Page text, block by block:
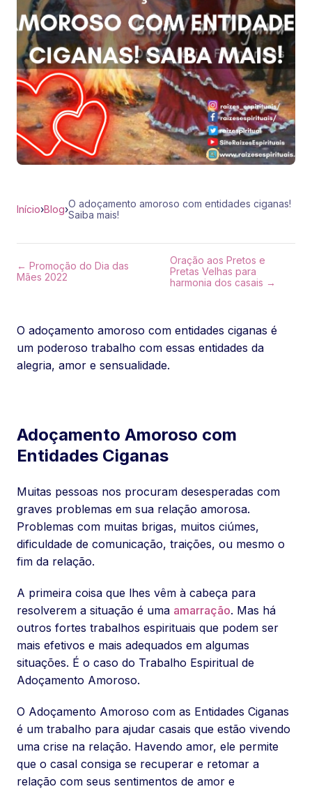
Início›Blog›O adoçamento amoroso com entidades ciganas!
Saiba mais!
← Promoção do Dia das
Mães 2022
Oração aos Pretos e
Pretas Velhas para
harmonia dos casais →
O adoçamento amoroso com entidades ciganas é
um poderoso trabalho com essas entidades da
alegria, amor e sensualidade.
Adoçamento Amoroso com
Entidades Ciganas
Muitas pessoas nos procuram desesperadas com
graves problemas em sua relação amorosa.
Problemas com muitas brigas, muitos ciúmes,
dificuldade de comunicação, traições, ou mesmo o
fim da relação.
A primeira coisa que lhes vêm à cabeça para
resolverem a situação é uma amarração. Mas há
outros fortes trabalhos espirituais que podem ser
mais efetivos e mais adequados em algumas
situações. É o caso do Trabalho Espiritual de
Adoçamento Amoroso.
O Adoçamento Amoroso com as Entidades Ciganas
é um trabalho para ajudar casais que estão vivendo
uma crise na relação. Havendo amor, ele permite
que o casal consiga se recuperar e retomar a
relação com seus sentimentos de amor e